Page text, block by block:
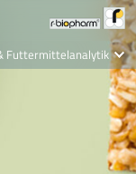
Futtermittelanalytik